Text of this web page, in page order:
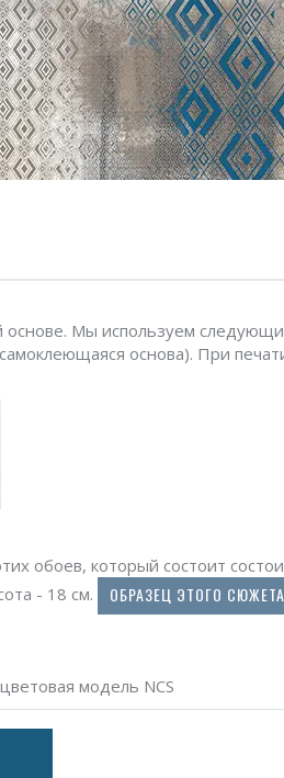
Мы используем
основа). При
обоев, который состоит
- 18 см.
ОБРАЗЕЦ ЭТОГО СЮЖЕТА
модель NCS